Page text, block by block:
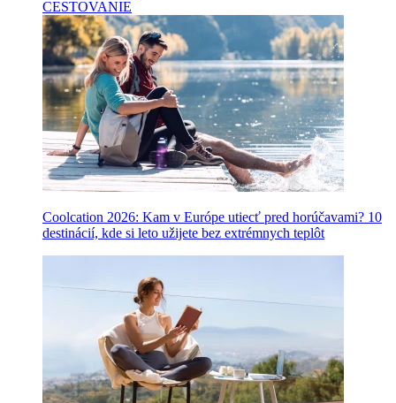
CESTOVANIE
Coolcation 2026: Kam v Európe utiecť pred horúčavami? 10
destinácií, kde si leto užijete bez extrémnych teplôt